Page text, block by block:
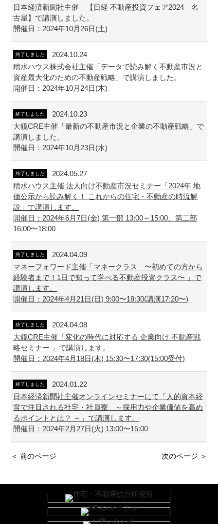
日本経済新聞社主催 【日経 不動産投資フェア2024 名
古屋】で講演しました。
開催日：2024年10月26日(土)
終了しました
2024.10.24
積水ハウス株式会社主催「データで読み解く不動産市況と
資産最大化のための不動産戦略」で講演しました。
開催日：2024年10月24日(木)
終了しました
2024.10.23
大鏡CRE主催「最新の不動産市況と企業の不動産戦略」で
講演しました。
開催日：2024年10月23日(水)
終了しました
2024.05.27
積水ハウス主催 法人向け不動産市況セミナー「2024年 地
価公示から読み解く！ これからの住宅・不動産の時流解
説」で講演します。
開催日：2024年6月7日(金) 第一部 13:00～15:00、第二部
16:00〜18:00
終了しました
2024.04.09
マネーフォワード主催「マネークラス 〜初めての方から
経験者まで！1日で知って学べる不動産投資クラス〜 」で
講演します。
開催日：2024年4月21日(日) 9:00〜18:30(講演17:20〜)
終了しました
2024.04.08
大鏡CRE主催「変化の時代に対応する 企業向け 不動産戦
略セミナー 」で講演します。
開催日：2024年4月18日(木) 15:30〜17:30(15:00受付)
終了しました
2024.01.22
日本経済新聞社主催オンラインセミナーにて「人的資本経
営で注目される社宅・社員寮 ～採用力や企業価値を高め
るポイントとは？ ～」で講演します。
開催日：2024年2月27日(火) 13:00〜15:00
＜ 前のページ 次のページ ＞